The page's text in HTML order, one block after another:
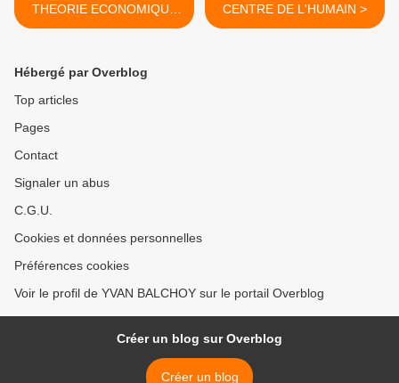
THEORIE ECONOMIQUE
MARXISTE EST
TOUT ? (BERNARD
GUERIEN- INITIATIVE
CENTRE DE L'HUMAIN >
Hébergé par Overblog
Top articles
Pages
Contact
Signaler un abus
C.G.U.
Cookies et données personnelles
Préférences cookies
Voir le profil de YVAN BALCHOY sur le portail Overblog
Créer un blog sur Overblog
Créer un blog